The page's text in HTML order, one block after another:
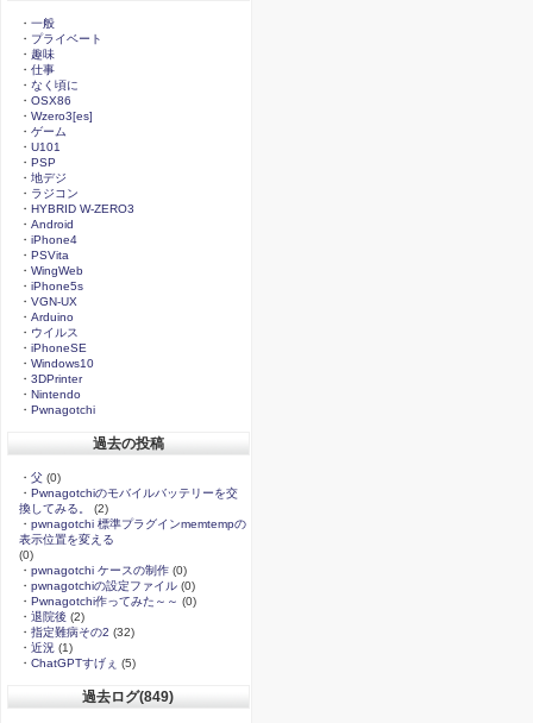
・ 一般
・ プライベート
・ 趣味
・ 仕事
・ なく頃に
・ OSX86
・ Wzero3[es]
・ ゲーム
・ U101
・ PSP
・ 地デジ
・ ラジコン
・ HYBRID W-ZERO3
・ Android
・ iPhone4
・ PSVita
・ WingWeb
・ iPhone5s
・ VGN-UX
・ Arduino
・ ウイルス
・ iPhoneSE
・ Windows10
・ 3DPrinter
・ Nintendo
・ Pwnagotchi
過去の投稿
・ 父 (0)
・ Pwnagotchiのモバイルバッテリーを交
換してみる。
(2)
・ pwnagotchi 標準プラグインmemtempの
表示位置を変える
(0)
・ pwnagotchi ケースの制作 (0)
・ pwnagotchiの設定ファイル (0)
・ Pwnagotchi作ってみた～～ (0)
・ 退院後 (2)
・ 指定難病その2 (32)
・ 近況 (1)
・ ChatGPTすげぇ (5)
過去ログ(849)